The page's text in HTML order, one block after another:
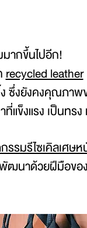
ากขึ้นไปอีก!
recycled leather
ซึ่งยังคงคุณภาพ
ที่แข็งแรง เป็นทร
รรมรีไซเคิลเศษห
พัฒนาด้วยฝีมือขอ